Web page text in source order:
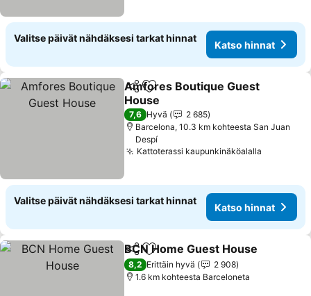
Valitse päivät nähdäksesi tarkat hinnat
Katso hinnat
Jaa Lisää suosikkeihin
Amfores Boutique Guest
House
Katso hinnat
7,6 Hyvä
2 685
Barcelona, 10.3 km kohteesta San Juan
Despí
Kattoterassi kaupunkinäköalalla
Valitse päivät nähdäksesi tarkat hinnat
Katso hinnat
Jaa Lisää suosikkeihin
BCN Home Guest House
8,2 Erittäin hyvä
2 908
1.6 km kohteesta Barceloneta